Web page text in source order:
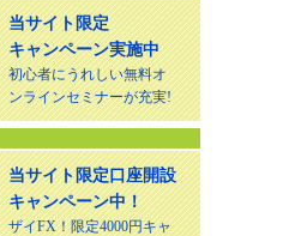
当サイト限定
キャンペーン実施中
初心者にうれしい無料オ
ンラインセミナーが充実!
当サイト限定口座開設
キャンペーン中！
ザイFX！限定4000円キャ